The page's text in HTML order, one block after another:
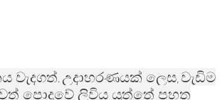
වැදගත් උදාහරණයක් ලෙස වැඩිම
පොදුවේ ලිවිය යුත්තේ පහත